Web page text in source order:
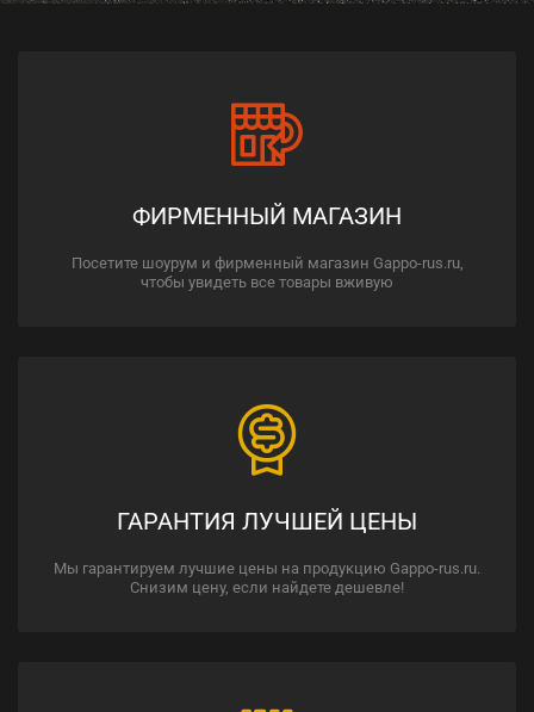
ФИРМЕННЫЙ МАГАЗИН
Посетите шоурум и фирменный магазин Gappo-rus.ru,
чтобы увидеть все товары вживую
ГАРАНТИЯ ЛУЧШЕЙ ЦЕНЫ
Мы гарантируем лучшие цены на продукцию Gappo-rus.ru.
Снизим цену, если найдете дешевле!